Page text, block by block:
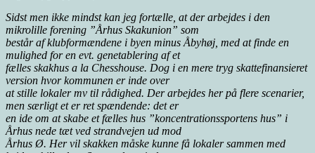
Sidst men ikke mindst kan jeg fortælle, at der arbejdes i den
mikrolille forening ”Århus Skakunion” som
består af klubformændene i byen minus Åbyhøj, med at finde en
mulighed for en evt. genetablering af et
fælles skakhus a la Chesshouse. Dog i en mere tryg skattefinansieret
version hvor kommunen er inde over
at stille lokaler mv til rådighed. Der arbejdes her på flere scenarier,
men særligt et er ret spændende: det er
en ide om at skabe et fælles hus ”koncentrationssportens hus” i
Århus nede tæt ved strandvejen ud mod
Århus Ø. Her vil skakken måske kunne få lokaler sammen med